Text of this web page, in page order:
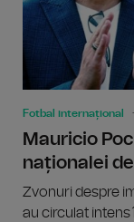
Fotbal internațional
Mauricio
naționalei
Zvonuri despre
au circulat intens